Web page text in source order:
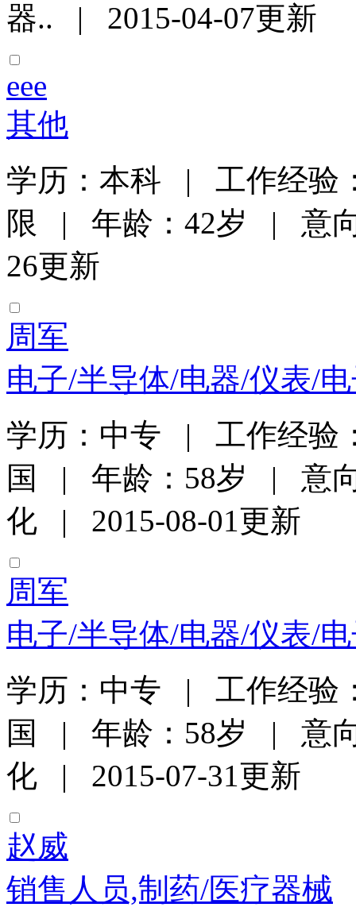
器.. | 2015-04-07更新
eee
其他
学历：本科 | 工作经验
限 | 年龄：42岁 | 意
26更新
周军
电子/半导体/电器/仪表/
学历：中专 | 工作经验
国 | 年龄：58岁 | 意向
化 | 2015-08-01更新
周军
电子/半导体/电器/仪表/
学历：中专 | 工作经验
国 | 年龄：58岁 | 意向
化 | 2015-07-31更新
赵威
销售人员,制药/医疗器械